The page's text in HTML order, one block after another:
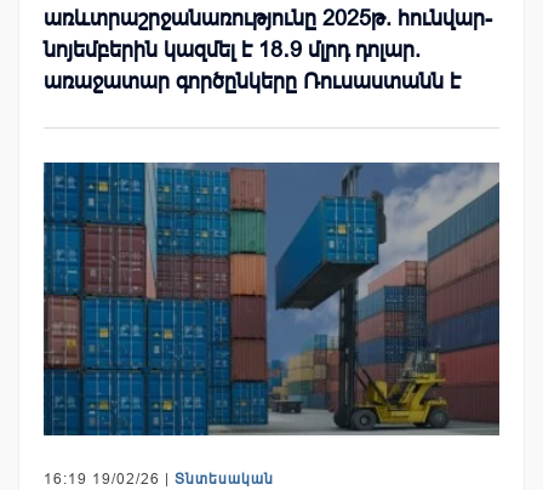
առևտրաշրջանառությունը 2025թ. հունվար-
նոյեմբերին կազմել է 18․9 մլրդ դոլար.
առաջատար գործընկերը Ռուսաստանն է
16:19 19/02/26 | Տնտեսական